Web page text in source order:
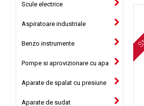
Scule electrice
Aspiratoare industriale
Benzo instrumente
Pompe si aprovizionare cu apa
Aparate de spalat cu presiune
Aparate de sudat